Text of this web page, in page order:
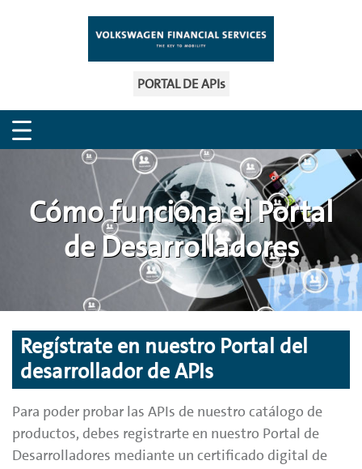
PORTAL DE APIs
Cómo funciona el Portal
de Desarrolladores
Regístrate en nuestro Portal del
desarrollador de APIs
Para poder probar las APIs de nuestro catálogo de
productos, debes registrarte en nuestro Portal de
Desarrolladores mediante un certificado digital de